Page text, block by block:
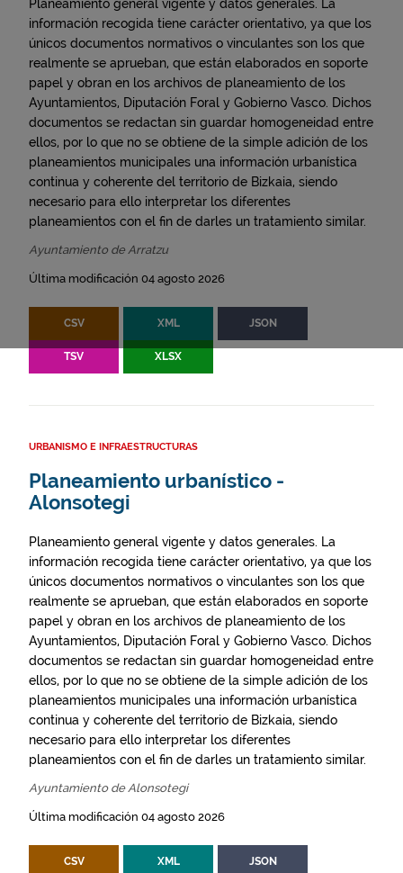
Planeamiento general vigente y datos generales. La
información recogida tiene carácter orientativo, ya que los
únicos documentos normativos o vinculantes son los que
realmente se aprueban, que están elaborados en soporte
papel y obran en los archivos de planeamiento de los
Ayuntamientos, Diputación Foral y Gobierno Vasco. Dichos
documentos se redactan sin guardar homogeneidad entre
ellos, por lo que no se obtiene de la simple adición de los
planeamientos municipales una información urbanística
continua y coherente del territorio de Bizkaia, siendo
necesario para ello interpretar los diferentes
planeamientos con el fin de darles un tratamiento similar.
Ayuntamiento de Arratzu
Última modificación 04 agosto 2026
CSV XML JSON
TSV XLSX
URBANISMO E INFRAESTRUCTURAS
Planeamiento urbanístico -
Alonsotegi
Planeamiento general vigente y datos generales. La
información recogida tiene carácter orientativo, ya que los
únicos documentos normativos o vinculantes son los que
realmente se aprueban, que están elaborados en soporte
papel y obran en los archivos de planeamiento de los
Ayuntamientos, Diputación Foral y Gobierno Vasco. Dichos
documentos se redactan sin guardar homogeneidad entre
ellos, por lo que no se obtiene de la simple adición de los
planeamientos municipales una información urbanística
continua y coherente del territorio de Bizkaia, siendo
necesario para ello interpretar los diferentes
planeamientos con el fin de darles un tratamiento similar.
Ayuntamiento de Alonsotegi
Última modificación 04 agosto 2026
CSV XML JSON